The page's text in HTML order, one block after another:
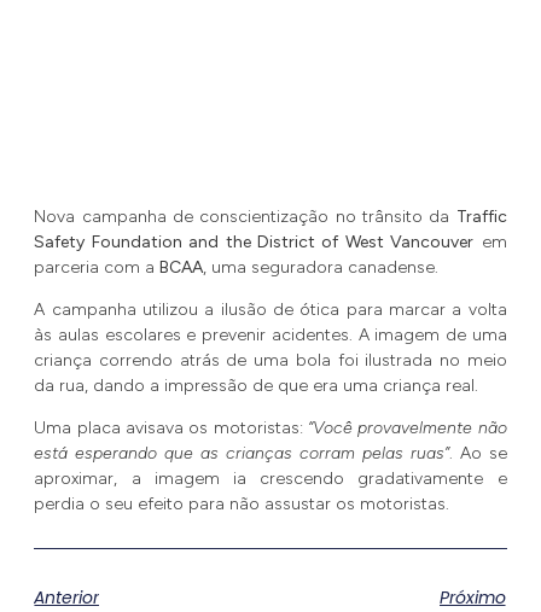
Nova campanha de conscientização no trânsito da Traffic
Safety Foundation and the District of West Vancouver em
parceria com aBCAA, uma seguradora canadense.
A campanha utilizou a ilusão de ótica para marcar a volta
às aulas escolares e prevenir acidentes. A imagem de uma
criança correndo atrás de uma bola foi ilustrada no meio
da rua, dando a impressão de que era uma criança real.
Uma placa avisava os motoristas: “Você provavelmente não
está esperando que as crianças corram pelas ruas”. Ao se
aproximar, a imagem ia crescendo gradativamente e
perdia o seu efeito para não assustar os motoristas.
Anterior Próximo